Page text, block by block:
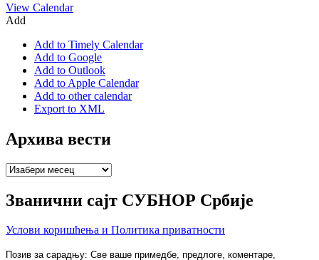
View Calendar
Add
Add to Timely Calendar
Add to Google
Add to Outlook
Add to Apple Calendar
Add to other calendar
Export to XML
Архива вести
Архива
Званични сајт СУБНОР Србије
Услови коришћења и Политика приватности
Позив за сарадњу: Све ваше примедбе, предлоге, коментаре,